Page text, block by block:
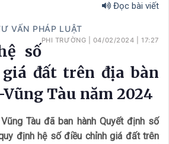
Đọc bài viết
VẤN PHÁP LUẬT
PHI TRƯỜNG 04/02/2024 |17:27
số
đất trên địa bàn
Tàu năm 2024
Tàu đã ban hành Quyết định số
định hệ số điều chỉnh giá đất trên